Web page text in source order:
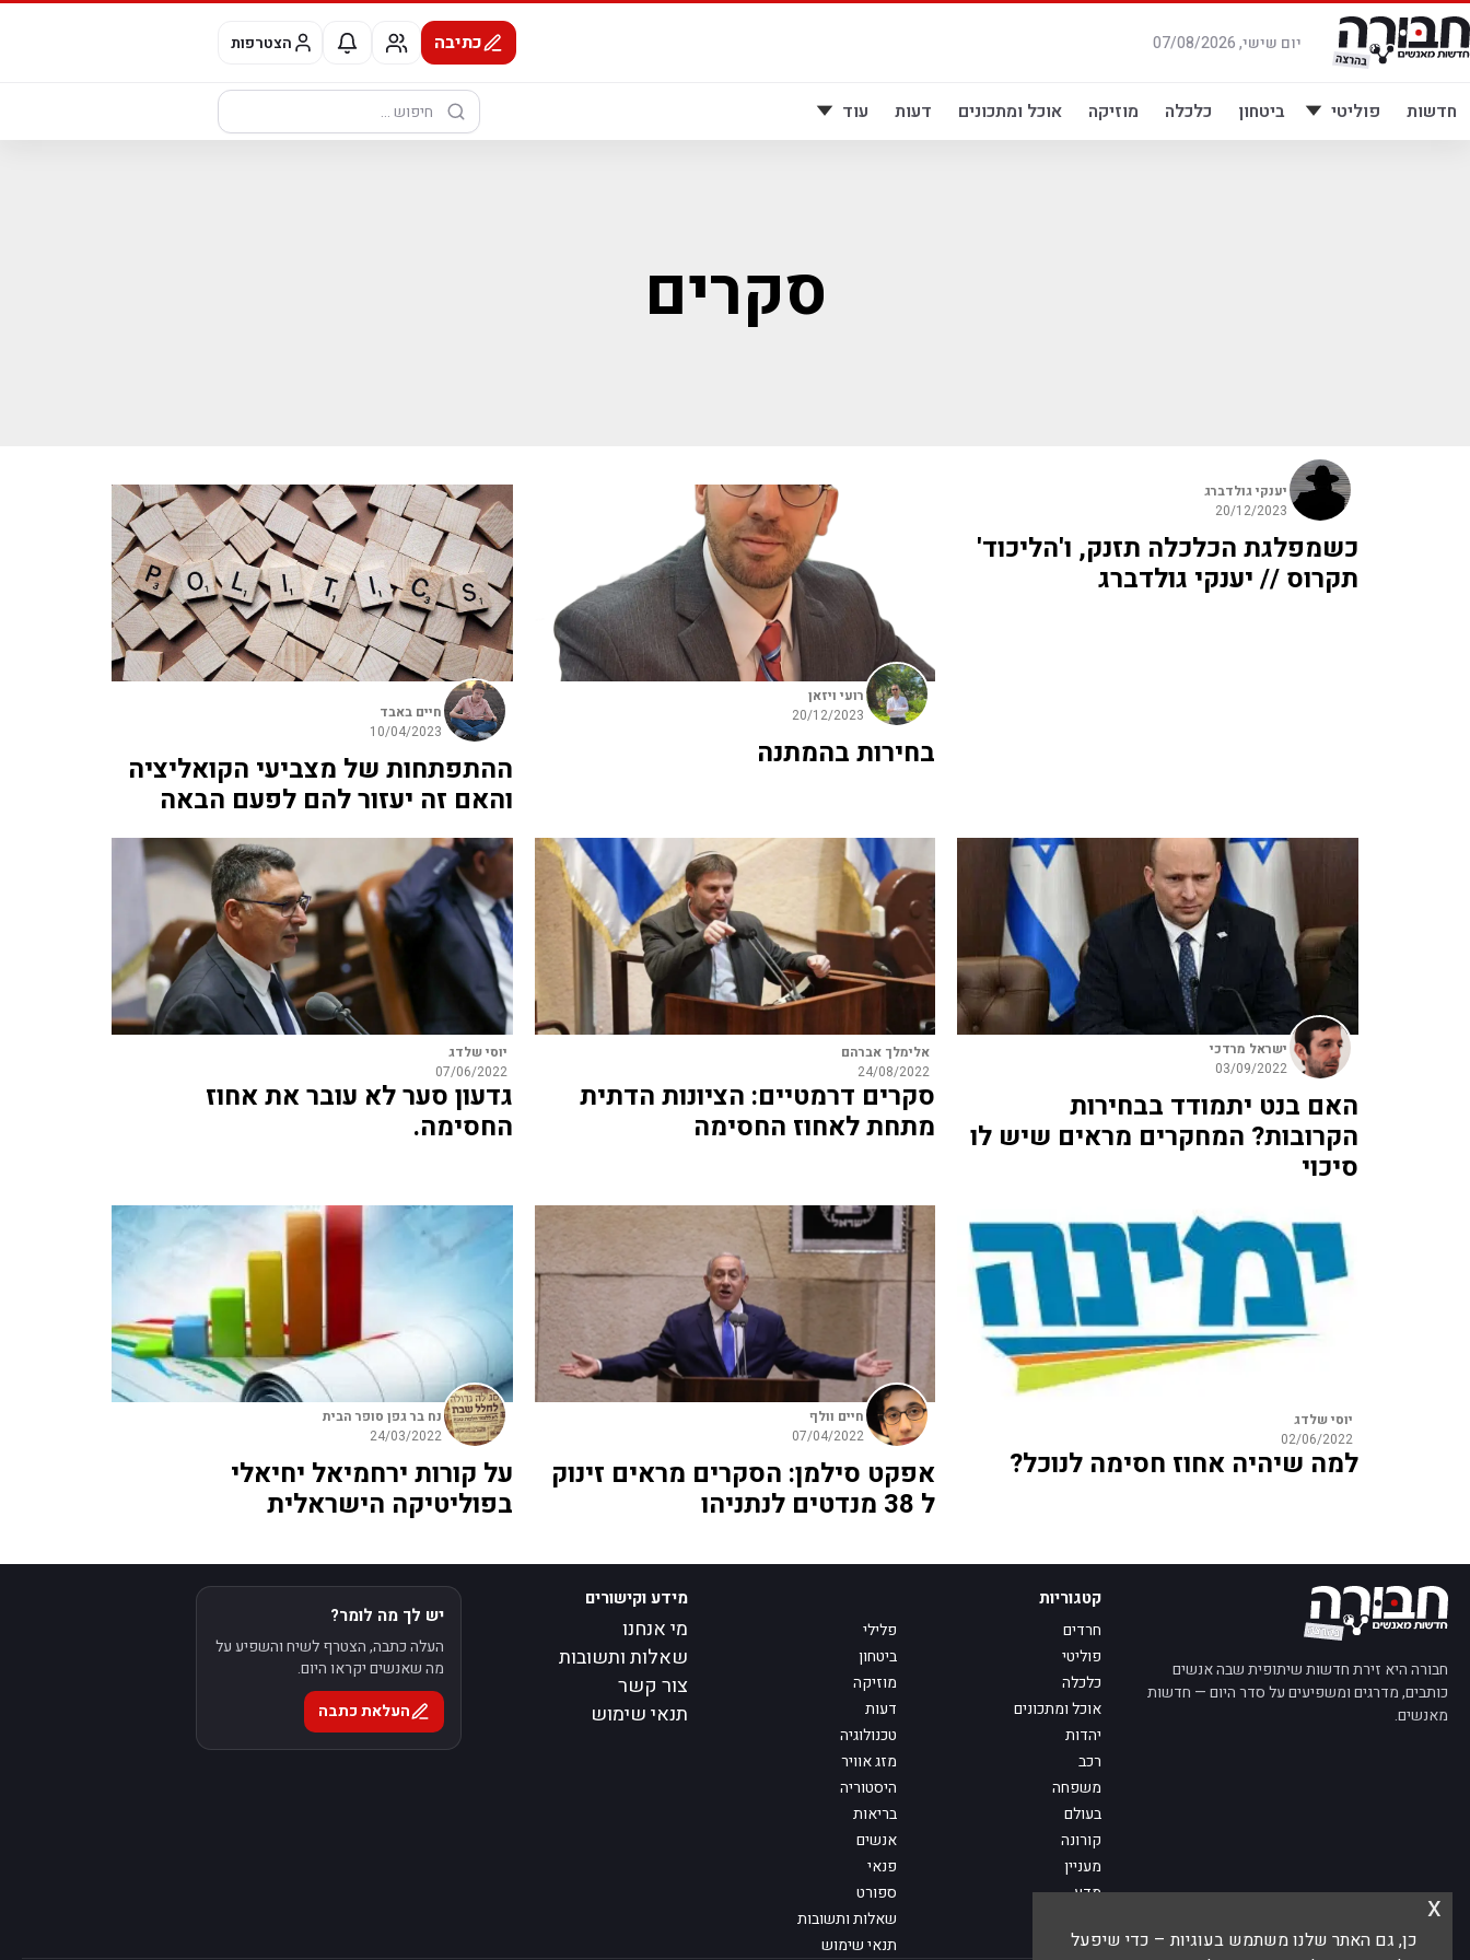
דלג
לתוכן
יום שישי, 07/08/2026 כתיבה הצטרפות
חדשות פוליטי ביטחון כלכלה מוזיקה אוכל ומתכונים דעות עוד
חיפוש:
סקרים
יענקי גולדברג
20/12/2023
כשמפלגת הכלכלה תזנק, ו'הליכוד'
תקרוס // יענקי גולדברג
רועי ויזאן
20/12/2023
בחירות בהמתנה
חיים באבד
10/04/2023
ההתפתחות של מצביעי הקואליציה
והאם זה יעזור להם לפעם הבאה
ישראל מרדכי
03/09/2022
האם בנט יתמודד בבחירות
הקרובות? המחקרים מראים שיש לו
סיכוי
אלימלך אברהם
24/08/2022
סקרים דרמטיים: הציונות הדתית
מתחת לאחוז החסימה
יוסי שלדג
07/06/2022
גדעון סער לא עובר את אחוז
החסימה.
יוסי שלדג
02/06/2022
למה שיהיה אחוז חסימה לנוכל?
חיים וולף
07/04/2022
אפקט סילמן: הסקרים מראים זינוק
ל 38 מנדטים לנתניהו
נח בר גפן סופר הבית
24/03/2022
על קורות ירחמיאל יחיאלי
בפוליטיקה הישראלית
כן, גם האתר שלנו משתמש בעוגיות – כדי שיפעל
x
חבורה היא זירת חדשות שיתופית שבה אנשים
כותבים, מדרגים ומשפיעים על סדר היום — חדשות
מאנשים.
קטגוריות
חרדים
פלילי
פוליטי
ביטחון
כלכלה
מוזיקה
אוכל ומתכונים
דעות
יהדות
טכנולוגיה
רכב
מזג אוויר
משפחה
היסטוריה
בעולם
בריאות
קורונה
אנשים
מעניין
פנאי
מדע
ספורט
שאלות ותשובות
פנו אלינו
תנאי שימוש
מידע וקישורים
מי אנחנו
שאלות ותשובות
צור קשר
תנאי שימוש
יש לך מה לומר?
העלה כתבה, הצטרף לשיח והשפיע על
מה שאנשים יקראו היום.
העלאת כתבה